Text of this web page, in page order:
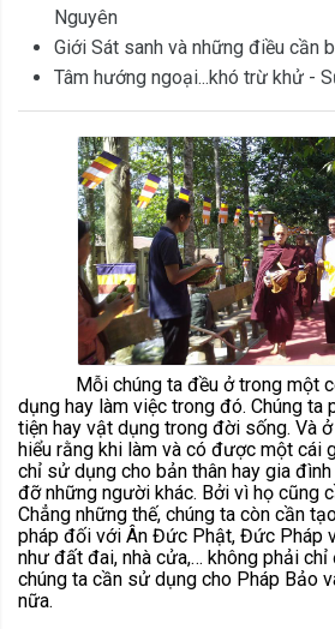
Nguyên
Giới Sát sanh và những điều cần
Tâm hướng ngoại...khó trừ khử -
Mỗi chúng ta đều ở trong một
dụng hay làm việc trong đó. Chúng
tiện hay vật dụng trong đời sống. Và
hiểu rằng khi làm và có được một cái
chỉ sử dụng cho bản thân hay gia
đỡ những người khác. Bởi vì họ cũng
Chẳng những thế, chúng ta còn cần
pháp đối với Ân Đức Phật, Đức Pháp
như đất đai, nhà cửa,… không phải chỉ
chúng ta cần sử dụng cho Pháp Bảo
nữa.